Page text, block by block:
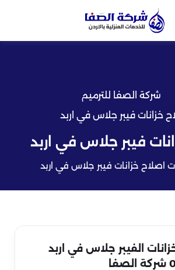
شركة الصفا للترميم
خزانات فيبر جلاس في اربد
فيبر جلاس في اربد
اصلاح خزانات فيبر جلاس في اربد
الفيبر جلاس في اربد